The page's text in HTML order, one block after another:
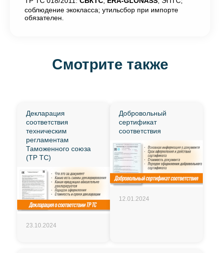
соблюдение экокласса; утильсбор при импорте
обязателен.
Смотрите также
Декларация
соответствия
техническим
регламентам
Таможенного союза
(ТР ТС)
23.10.2024
Добровольный
сертификат
соответствия
12.01.2024